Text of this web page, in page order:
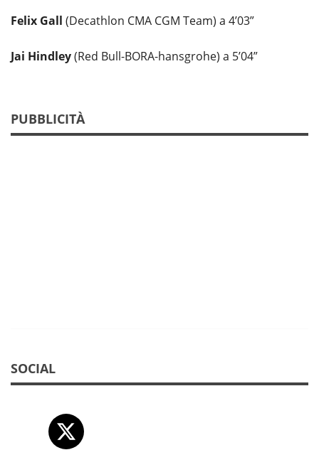
Felix Gall (Decathlon CMA CGM Team) a 4’03”
Jai Hindley(Red Bull-BORA-hansgrohe) a 5’04”
PUBBLICITÀ
SOCIAL